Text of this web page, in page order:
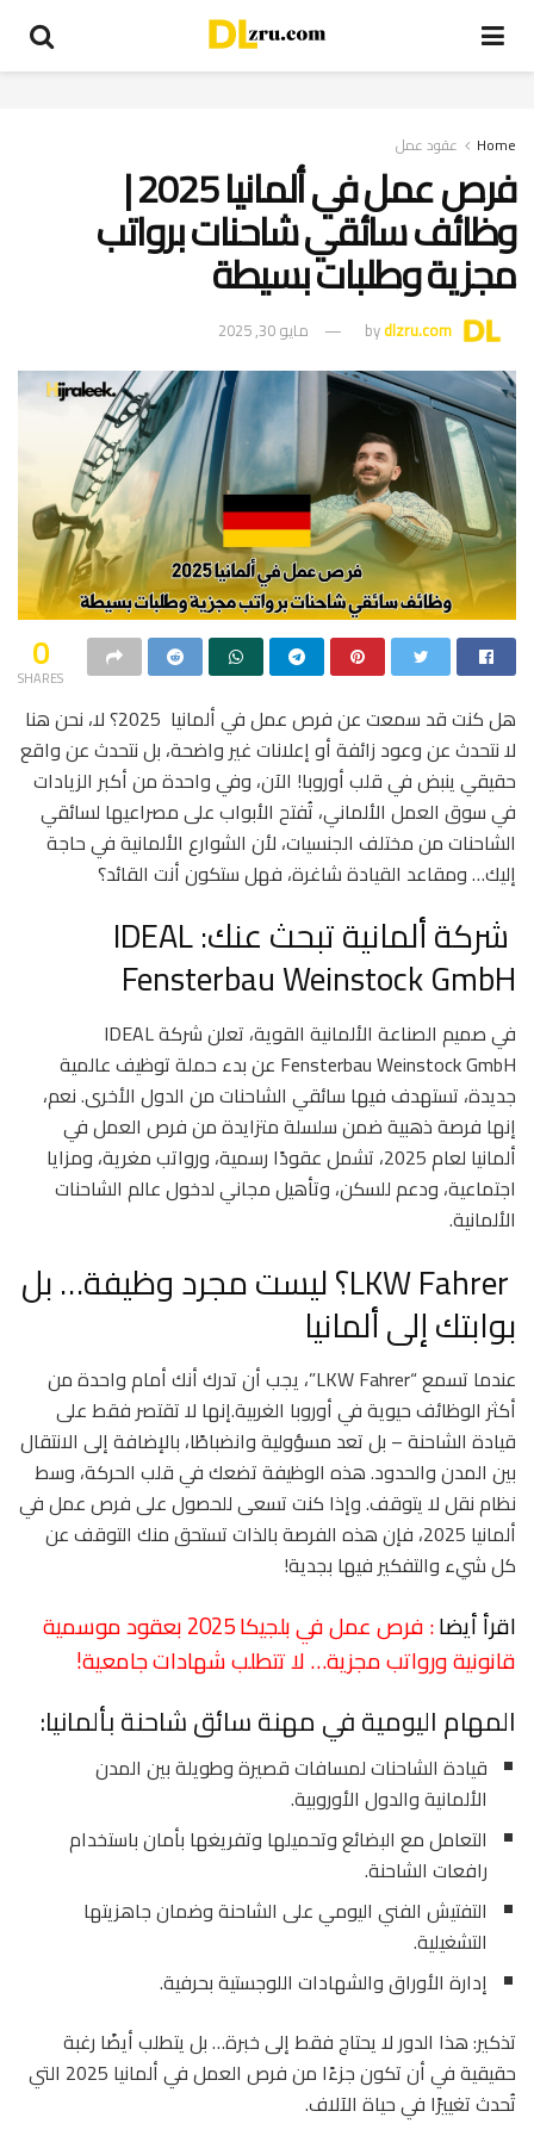
Home عقود عمل
فرص عمل في ألمانيا 2025 |
وظائف سائقي شاحنات برواتب
مجزية وطلبات بسيطة
bydlzru.com مايو 30, 2025
0
SHARES
هل كنت قد سمعت عن فرص عمل في ألمانيا 2025؟ لا، نحن هنا
لا نتحدث عن وعود زائفة أو إعلانات غير واضحة، بل نتحدث عن واقع
حقيقي ينبض في قلب أوروبا! الآن، وفي واحدة من أكبر الزيادات
في سوق العمل الألماني، تُفتح الأبواب على مصراعيها لسائقي
الشاحنات من مختلف الجنسيات، لأن الشوارع الألمانية في حاجة
إليك… ومقاعد القيادة شاغرة، فهل ستكون أنت القائد؟
شركة ألمانية تبحث عنك: IDEAL
Fensterbau Weinstock GmbH
في صميم الصناعة الألمانية القوية، تعلن شركة IDEAL
Fensterbau Weinstock GmbH عن بدء حملة توظيف عالمية
جديدة، تستهدف فيها سائقي الشاحنات من الدول الأخرى. نعم،
إنها فرصة ذهبية ضمن سلسلة متزايدة من فرص العمل في
ألمانيا لعام 2025، تشمل عقودًا رسمية، ورواتب مغرية، ومزايا
اجتماعية، ودعم للسكن، وتأهيل مجاني لدخول عالم الشاحنات
الألمانية.
LKW Fahrer؟ ليست مجرد وظيفة… بل
بوابتك إلى ألمانيا
عندما تسمع “LKW Fahrer”، يجب أن تدرك أنك أمام واحدة من
أكثر الوظائف حيوية في أوروبا الغربية.إنها لا تقتصر فقط على
قيادة الشاحنة – بل تعد مسؤولية وانضباطًا، بالإضافة إلى الانتقال
بين المدن والحدود. هذه الوظيفة تضعك في قلب الحركة، وسط
نظام نقل لا يتوقف. وإذا كنت تسعى للحصول على فرص عمل في
ألمانيا 2025، فإن هذه الفرصة بالذات تستحق منك التوقف عن
كل شيء والتفكير فيها بجدية!
اقرأ أيضا
: فرص عمل في بلجيكا 2025 بعقود موسمية
قانونية ورواتب مجزية… لا تتطلب شهادات جامعية!
المهام اليومية في مهنة سائق شاحنة بألمانيا:
قيادة الشاحنات لمسافات قصيرة وطويلة بين المدن
الألمانية والدول الأوروبية.
التعامل مع البضائع وتحميلها وتفريغها بأمان باستخدام
رافعات الشاحنة.
التفتيش الفني اليومي على الشاحنة وضمان جاهزيتها
التشغيلية.
إدارة الأوراق والشهادات اللوجستية بحرفية.
تذكير: هذا الدور لا يحتاج فقط إلى خبرة… بل يتطلب أيضًا رغبة
حقيقية في أن تكون جزءًا من فرص العمل في ألمانيا 2025 التي
تُحدث تغييرًا في حياة الآلاف.